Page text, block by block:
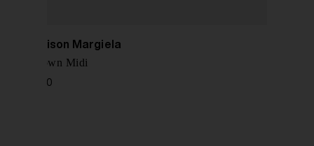
MM6 Maison Margiela
Giacca down Midi
€ 1.090,00